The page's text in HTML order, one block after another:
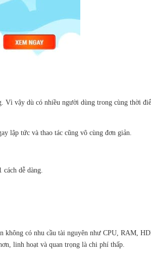
Vì vậy dù có nhiều người dùng trong cùng thời
lập tức và thao tác cũng vô cùng đơn giản.
dễ dàng.
có nhu cầu tài nguyên như CPU, RAM,
linh hoạt và quan trọng là chi phí thấp.